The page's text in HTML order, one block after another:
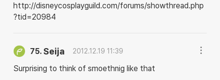
http://disneycosplayguild.com/forums/showthread.php
?tid=20984
75. Seija 2012.12.19 11:39
Surprising to think of smoethnig like that